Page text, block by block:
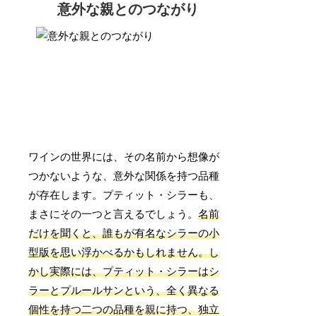
意外な親とのつながり
ワインの世界には、その名前から想像が
つかないような、意外な関係を持つ品種
が存在します。プティット・シラーも、
まさにその一つと言えるでしょう。名前
だけを聞くと、誰もが有名なシラーの小
型版を思い浮かべるかもしれません。し
かし実際には、プティット・シラーはシ
ラーとプルールサンという、全く異なる
個性を持つ二つの品種を親に持つ、独立